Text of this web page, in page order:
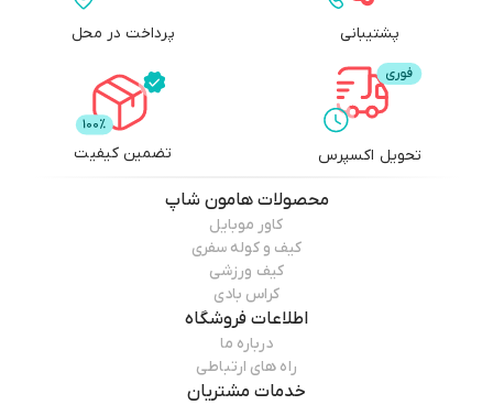
پشتیبانی پرداخت در محل
تحویل اکسپرس تضمین کیفیت
محصولاتهامون شاپ
کاور موبایل
کیف و کوله سفری
کیف ورزشی
کراس بادی
اطلاعات فروشگاه
درباره ما
راه های ارتباطی
خدمات مشتریان